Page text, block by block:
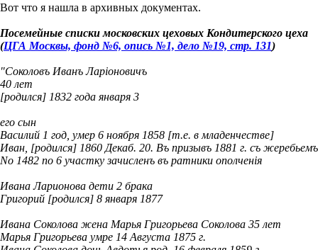
Вот что я нашла в архивных документах.
Посемейные списки московских цеховых Кондитерского цеха
(ЦГА Москвы, фонд №6, опись №1, дело №19, стр. 131)
"Соколовъ Иванъ Ларіоновичъ
40 лет
[родился] 1832 года января 3
его сын
Василий 1 год, умер 6 ноября 1858 [т.е. в младенчестве]
Иван, [родился] 1860 Декаб. 20. Въ призывъ 1881 г. съ жеребьемъ
No 1482 по 6 участку зачисленъ въ ратники ополченія
Ивана Ларионова дети 2 брака
Григорий [родился] 8 января 1877
Ивана Соколова жена Марья Григорьева Соколова 35 лет
Марья Григорьева умре 14 Августа 1875 г.